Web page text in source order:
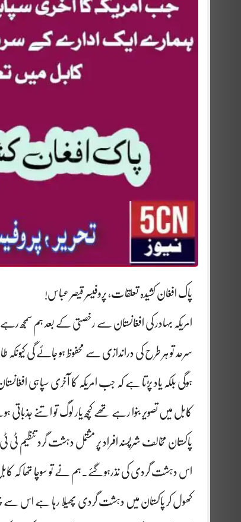
پاک افغان کشیدہ تعلقات، پروفیسر قیصر عباس!
امریکہ بہادر کی افغانستان سے رخصتی کے بعد ہم سمجھ
سرحد تو ہر طرح کی دراندازی سے محفوظ ہو جائے گی
ہوگی بلکہ یاد پڑتا ہے کہ جب امریکہ کا آخری سپاہی
کابل میں تصویر بنوا رہے تھے کچھ یار لوگ تو اتنے جذباتی
پاکستان مخالف شرپسند افراد پر مشتمل دہشت گرد تنظیم ٹی
اس دہشت گردی کی نذرہوگئے۔ہم نے تو سوچا تھا کہ
کھول کر پاکستان میں دہشت گردی پھیلا رہا ہے اس سے